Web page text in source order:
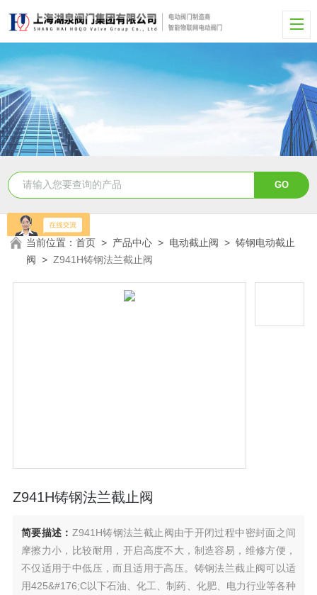
当前位置：首页 > 产品中心 > 电动截止阀 >铸钢电动截止
阀 >Z941H铸钢法兰截止阀
Z941H铸钢法兰截止阀
简要描述： Z941H铸钢法兰截止阀由于开闭过程中密封面之间
摩擦力小，比较耐用，开启高度不大，制造容易，维修方便，
不仅适用于中低压，而且适用于高压。铸钢法兰截止阀可以适
用425&#176;C以下石油、化工、制药、化肥、电力行业等各种